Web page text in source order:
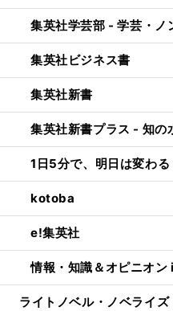
集英社学芸部 - 学芸・ノ
集英社ビジネス書
集英社新書
集英社新書プラス - 知の
1日5分で、明日は変わ
kotoba
e!集英社
情報・知識＆オピニオ
ライトノベル・ノベライズ